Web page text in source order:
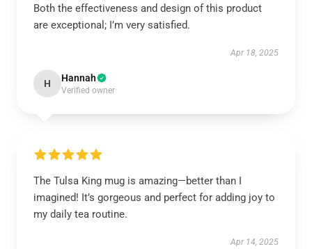
Both the effectiveness and design of this product
are exceptional; I’m very satisfied.
Apr 18, 2025
H Hannah
Verified owner
The Tulsa King mug is amazing—better than I
imagined! It’s gorgeous and perfect for adding joy to
my daily tea routine.
Apr 14, 2025